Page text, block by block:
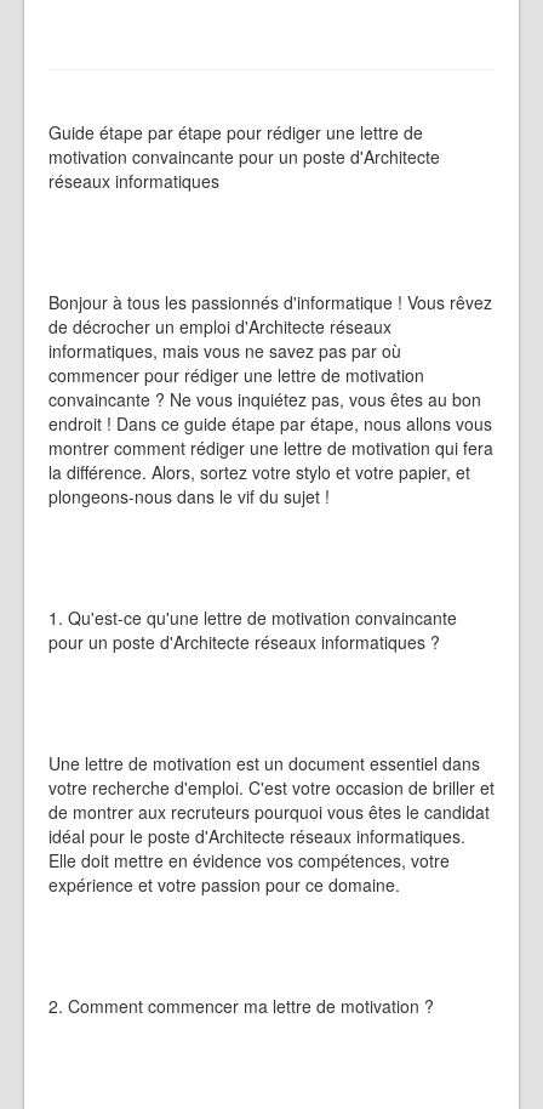
Guide étape par étape pour rédiger une lettre de
motivation convaincante pour un poste d'Architecte
réseaux informatiques
Bonjour à tous les passionnés d'informatique ! Vous rêvez
de décrocher un emploi d'Architecte réseaux
informatiques, mais vous ne savez pas par où
commencer pour rédiger une lettre de motivation
convaincante ? Ne vous inquiétez pas, vous êtes au bon
endroit ! Dans ce guide étape par étape, nous allons vous
montrer comment rédiger une lettre de motivation qui fera
la différence. Alors, sortez votre stylo et votre papier, et
plongeons-nous dans le vif du sujet !
1. Qu'est-ce qu'une lettre de motivation convaincante
pour un poste d'Architecte réseaux informatiques ?
Une lettre de motivation est un document essentiel dans
votre recherche d'emploi. C'est votre occasion de briller et
de montrer aux recruteurs pourquoi vous êtes le candidat
idéal pour le poste d'Architecte réseaux informatiques.
Elle doit mettre en évidence vos compétences, votre
expérience et votre passion pour ce domaine.
2. Comment commencer ma lettre de motivation ?